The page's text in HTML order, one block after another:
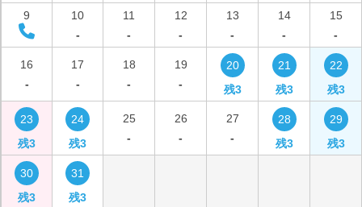
9
10
-
11
-
12
-
13
-
14
-
15
-
16
-
17
-
18
-
19
-
20
残3
21
残3
22
残3
23
残3
24
残3
25
-
26
-
27
-
28
残3
29
残3
30
残3
31
残3